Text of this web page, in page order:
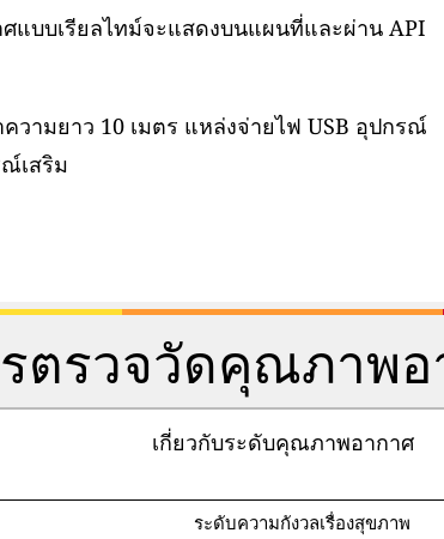
แบบเรียลไทม์จะแสดงบนแผนที่และผ่าน API
ามยาว 10 เมตร แหล่งจ่ายไฟ USB อุปกรณ์
เสริม
ตรวจวัดคุณภาพ
เกี่ยวกับระดับคุณภาพอากาศ
ระดับความกังวลเรื่องสุขภาพ